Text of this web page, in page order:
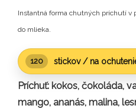
Instantná forma chutných príchutí
do mlieka.
120 stickov / na
Príchuť: kokos, čokoláda,
mango, ananás, malina,